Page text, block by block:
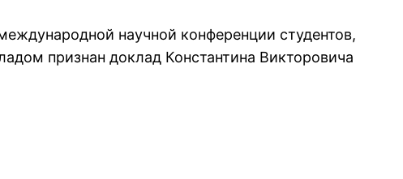
научной конференции студентов,
признан доклад Константина Викторовича